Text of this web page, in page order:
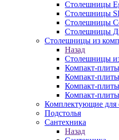
Столешницы
Столешницы
Столешницы
Столешницы
Столешницы из
Назад
Столешницы
Компакт-
Компакт-
Компакт-
Компакт-
Комплектующие для
Подстолья
Сантехника
Назад